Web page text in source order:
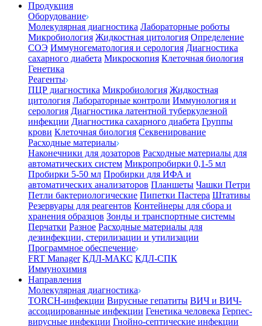
Продукция
Оборудование
Молекулярная диагностика Лабораторные роботы
Микробиология Жидкостная цитология Определение
СОЭ Иммуногематология и серология Диагностика
сахарного диабета Микроскопия Клеточная биология
Генетика
Реагенты
ПЦР диагностика Микробиология Жидкостная
цитология Лабораторные контроли Иммунология и
серология Диагностика латентной туберкулезной
инфекции Диагностика сахарного диабета Группы
крови Клеточная биология Секвенирование
Расходные материалы
Наконечники для дозаторов Расходные материалы для
автоматических систем Микропробирки 0,1-5 мл
Пробирки 5-50 мл Пробирки для ИФА и
автоматических анализаторов Планшеты Чашки Петри
Петли бактериологические Пипетки Пастера Штативы
Резервуары для реагентов Контейнеры для сбора и
хранения образцов Зонды и транспортные системы
Перчатки Разное Расходные материалы для
дезинфекции, стерилизации и утилизации
Программное обеспечение
FRT Manager КДЛ-МАКС КДЛ-СПК
Иммунохимия
Направления
Молекулярная диагностика
TORCH-инфекции Вирусные гепатиты ВИЧ и ВИЧ-
ассоциированные инфекции Генетика человека Герпес-
вирусные инфекции Гнойно-септические инфекции